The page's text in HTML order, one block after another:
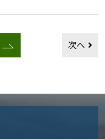
次へ